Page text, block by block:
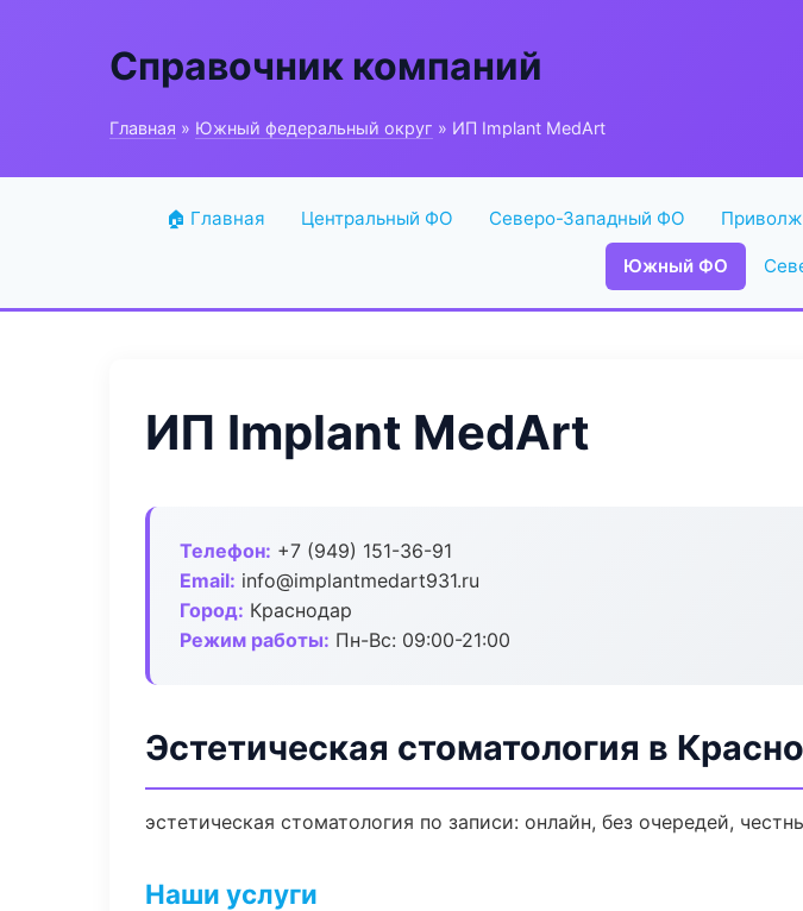
Справочник компаний
Главная » Южный федеральный округ » ИП Implant MedArt
🏠 Главная Центральный ФО Северо-Западный ФО
Южный ФО
ИП Implant MedArt
Телефон: +7 (949) 151-36-91
Email: info@implantmedart931.ru
Город: Краснодар
Режим работы: Пн-Вс: 09:00-21:00
Эстетическая стоматология в
эстетическая стоматология по записи: онлайн, без очередей,
Наши услуги